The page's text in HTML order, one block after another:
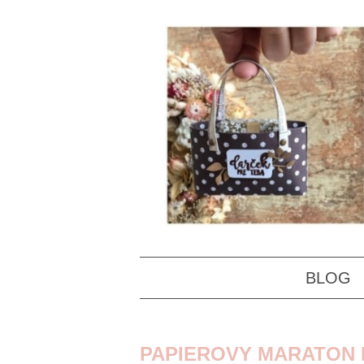
BLOG
PAPIEROVY MARATON